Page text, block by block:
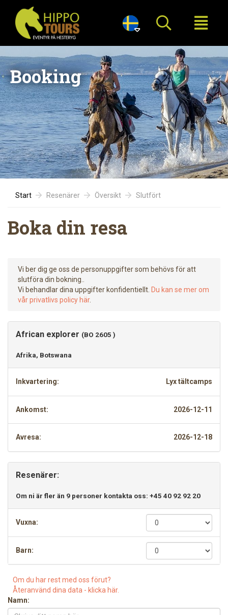

Booking
Start Resenärer Översikt Slutfört
Boka din resa
Vi ber dig ge oss de personuppgifter som behövs för att
slutföra din bokning..
Vi behandlar dina uppgifter konfidentiellt. Du kan se mer om
vår privatlivs policy här.
African explorer (BO 2605 )
Afrika, Botswana
Inkvartering: Lyx tältcamps
Ankomst: 2026-12-11
Avresa: 2026-12-18
Resenärer:
Om ni är fler än 9 personer kontakta oss: +45 40 92 92 20
Vuxna:
Barn:
Om du har rest med oss förut?
Återanvänd dina data - klicka här.
Namn: